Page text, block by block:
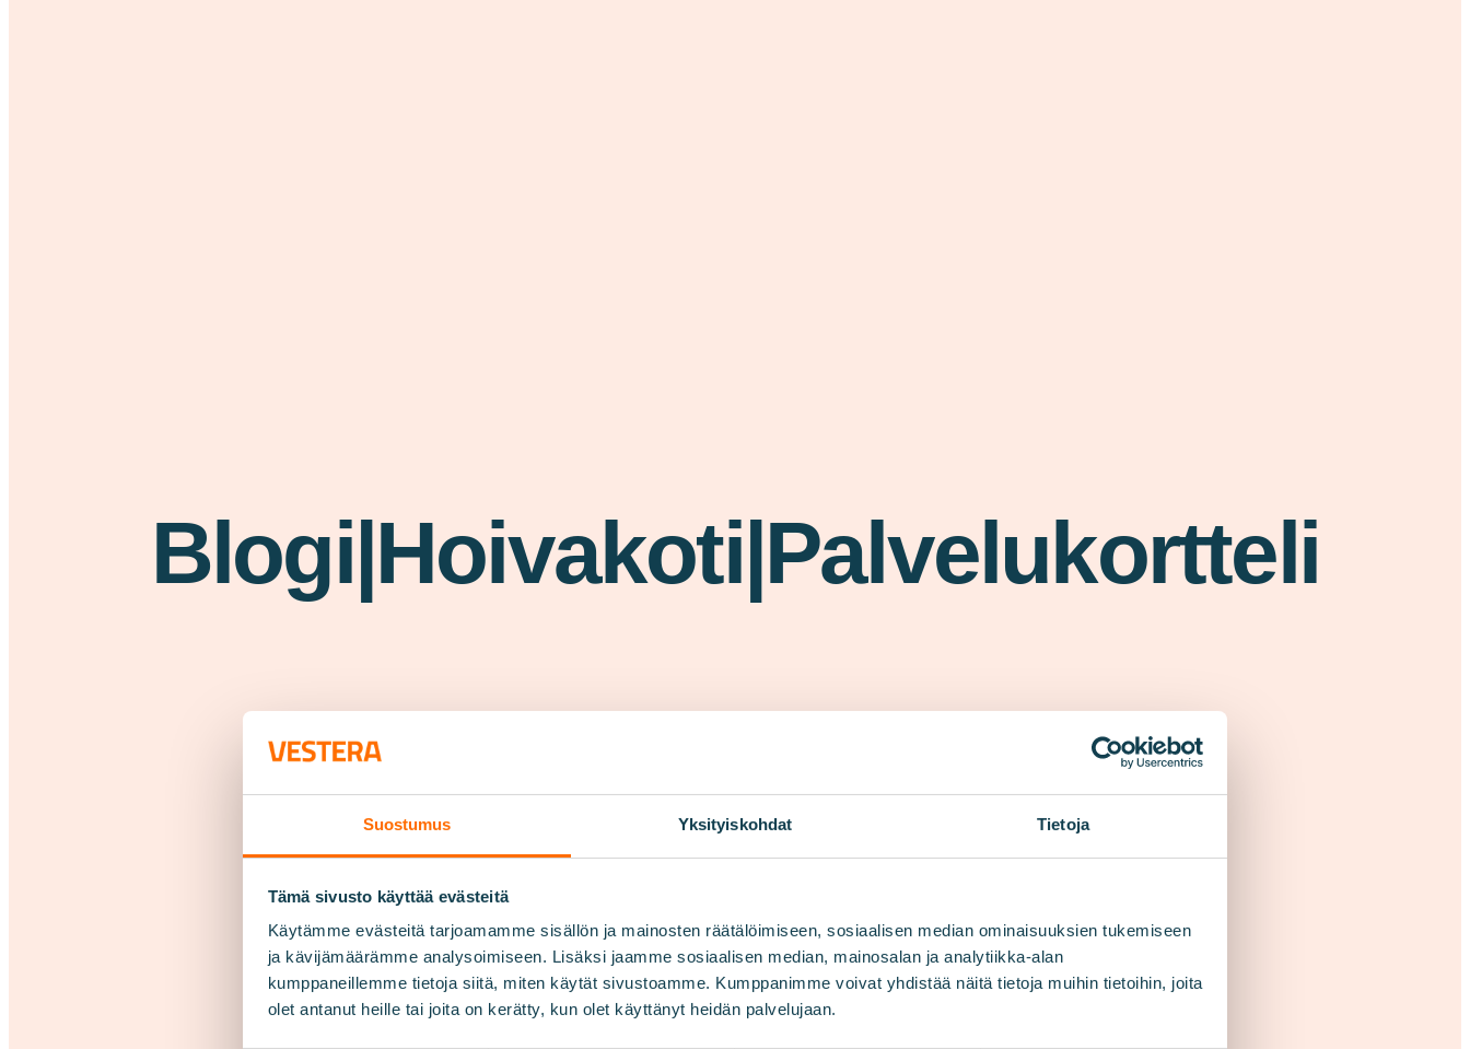
Suostumus Yksityiskohdat Tietoja
Tämä sivusto käyttää evästeitä
Käytämme evästeitä tarjoamamme sisällön ja mainosten räätälöimiseen, sosiaalisen median ominaisuuksien tukemiseen
ja kävijämäärämme analysoimiseen. Lisäksi jaamme sosiaalisen median, mainosalan ja analytiikka-alan
kumppaneillemme tietoja siitä, miten käytät sivustoamme. Kumppanimme voivat yhdistää näitä tietoja muihin tietoihin, joita
olet antanut heille tai joita on kerätty, kun olet käyttänyt heidän palvelujaan.
Blogi|Hoivakoti|Palvelukortteli